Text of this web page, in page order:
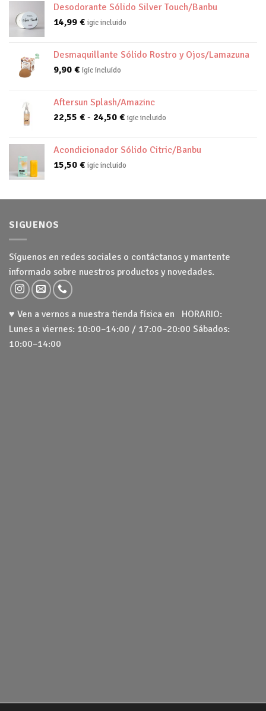
Desodorante Sólido Silver Touch/Banbu
14,99 € igic incluido
Desmaquillante Sólido Rostro y Ojos/Lamazuna
9,90 € igic incluido
Aftersun Splash/Amazinc
22,55 € - 24,50 €Rango
desde
22,55 €
igic incluido
Acondicionador Sólido Citric/Banbu
15,50 € igic incluido
SIGUENOS
Síguenos en redes sociales o contáctanos y mantente
informado sobre nuestros productos y novedades.
♥ Ven a vernos a nuestra tienda física en HORARIO:
Lunes a viernes: 10:00–14:00 / 17:00–20:00 Sábados:
10:00–14:00